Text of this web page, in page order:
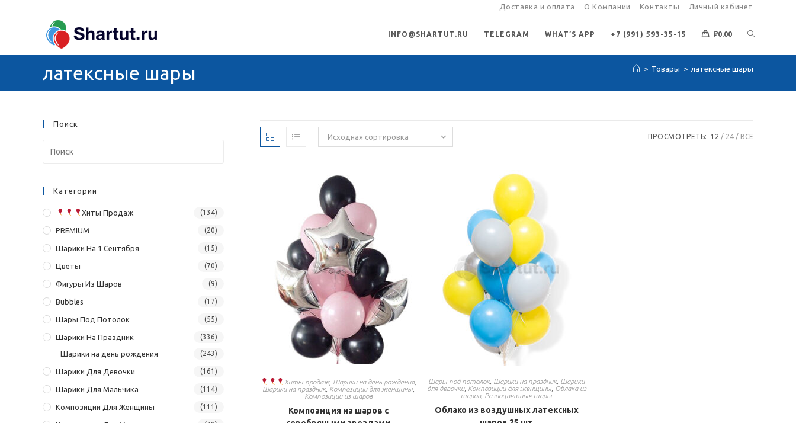
содержимому
Доставка и оплата О Компании Контакты Личный кабинет
INFO@SHARTUT.RU TELEGRAM WHAT’S APP +7 (991) 593-35-15 ₽0.00
ПОИСК
латексные шары > Товары > латексные шары
Исходная сортировка ПРОСМОТРЕТЬ: 12 24 ВСЕ
Хиты продаж, Шарики на день рождения,
Шарики на праздник, Композиции для женщины,
Композиции из шаров
Композиция из шаров с
Шары под потолок, Шарики на праздник, Шарики
для девочки, Композиции для женщины, Облака из
шаров, Разноцветные шары
Облако из воздушных латексных
Поиск
Категории
Хиты Продаж (134)
PREMIUM (20)
Шарики На 1 Сентября (15)
Цветы (70)
Фигуры Из Шаров (9)
Bubbles (17)
Шары Под Потолок (55)
Шарики На Праздник (336)
Шарики на день рождения (243)
Шарики Для Девочки (161)
Шарики Для Мальчика (114)
Композиции Для Женщины (111)